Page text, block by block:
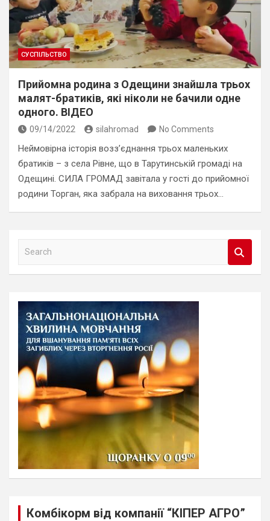
СУСПІЛЬСТВО
Прийомна родина з Одещини знайшла трьох
малят-братиків, які ніколи не бачили одне
одного. ВІДЕО
09/14/2022 silahromad No Comments
Неймовірна історія возз’єднання трьох маленьких
братиків – з села Рівне, що в Тарутинській громаді на
Одещині. СИЛА ГРОМАД завітала у гості до прийомної
родини Торган, яка забрала на виховання трьох…
a
Комбікорм від компанії “КІПЕР АГРО”